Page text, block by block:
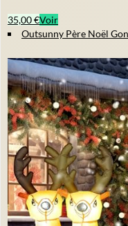
35,00 €Voir
Outsunny Père Noël